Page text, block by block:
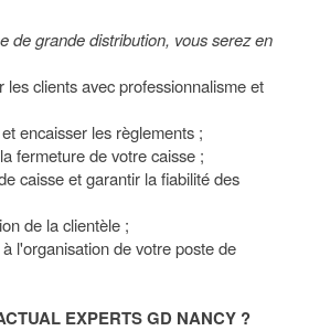
de grande distribution, vous serez en
les clients avec professionnalisme et
encaisser les règlements ;
fermeture de votre caisse ;
caisse et garantir la fiabilité des
de la clientèle ;
l'organisation de votre poste de
EXPERTS GD NANCY ?